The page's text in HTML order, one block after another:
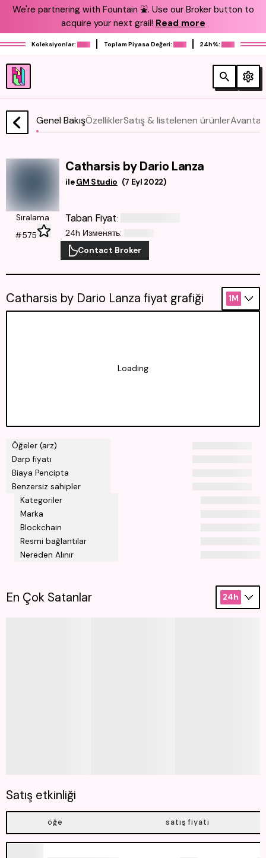
We're partnering with Fountain ⛲️. Use our Broker button to
acquire your next grail! Read more
Koleksiyonlar: Toplam Piyasa Değeri: 24h%:
Genel BakışÖzelliklerSatış & listelenen ürünler
Catharsis by Dario Lanza
ile GM Studio (7 Eyl 2022)
Sıralama
#575
Taban Fiyat:
24h Изменять:
Contact Broker
Öğeler (arz)
Darp fiyatı
Biaya Pencipta
Benzersiz sahipler
Kategoriler
Marka
Blockchain
Resmi bağlantılar
Nereden Alınır
Catharsis by Dario Lanza fiyat grafiği 1M
Loading
En Çok Satanlar 24h
Satış etkinliği
öğe satış fiyatı